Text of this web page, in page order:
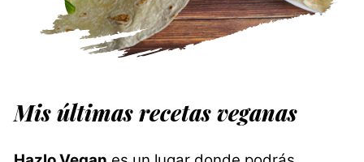
Mis últimas recetas veganas